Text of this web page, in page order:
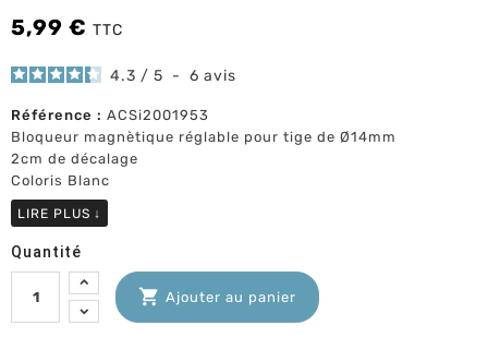
5,99 € TTC
4.3 / 5 - 6 avis
Référence : ACSi2001953
Bloqueur magnètique réglable pour tige de Ø14mm
2cm de décalage
Coloris Blanc
LIRE PLUS ↓
Quantité
 Ajouter au panier